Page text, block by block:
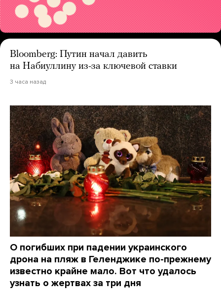
Bloomberg: Путин начал давить
на Набиуллину из-за ключевой ставки
3 часа назад
О погибших при падении украинского
дрона на пляж в Геленджике по-прежнему
известно крайне мало. Вот что удалось
узнать о жертвах за три дня